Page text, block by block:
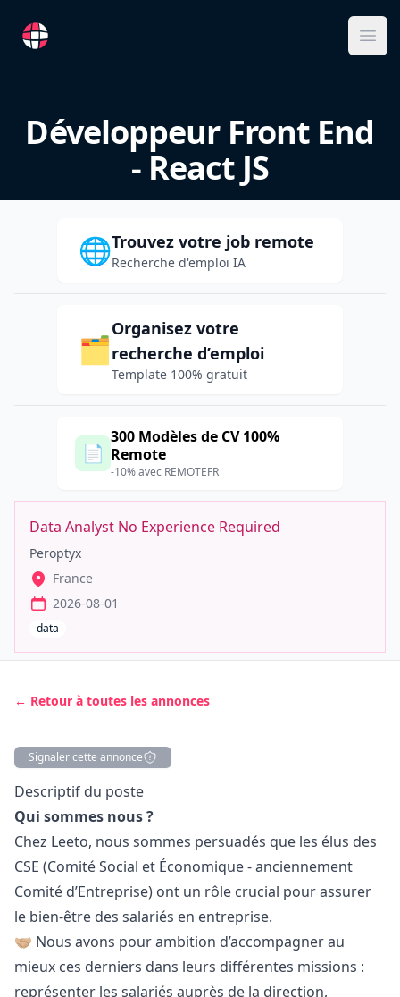
RemoteFR
Développeur Front End
- React JS
🌐Trouvez votre job remote
Recherche d'emploi IA
🗂️
Organisez votre
recherche d’emploi
Template 100% gratuit
📄
300 Modèles de CV 100%
Remote
-10% avec REMOTEFR
Data Analyst No Experience Required
Peroptyx
France
2026-08-01
data
← Retour à toutes les annonces
Signaler cette annonce
Description
Descriptif du poste
Qui sommes nous ?
Chez Leeto, nous sommes persuadés que les élus des
CSE (Comité Social et Économique - anciennement
Comité d’Entreprise) ont un rôle crucial pour assurer
le bien-être des salariés en entreprise.
🤝🏼 Nous avons pour ambition d’accompagner au
mieux ces derniers dans leurs différentes missions :
représenter les salariés auprès de la direction,